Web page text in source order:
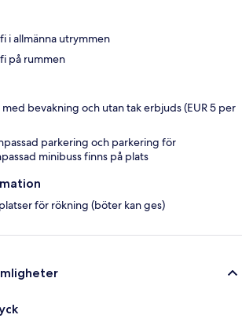
i allmänna utrymmen
på rummen
bevakning och utan tak erbjuds (EUR 5 per
parkering och parkering för
minibuss finns på plats
för rökning (böter kan ges)